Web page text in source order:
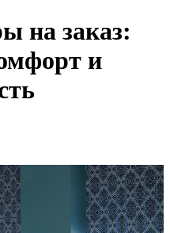
на заказ:
и